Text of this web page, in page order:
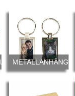
METALLANHÄNGER